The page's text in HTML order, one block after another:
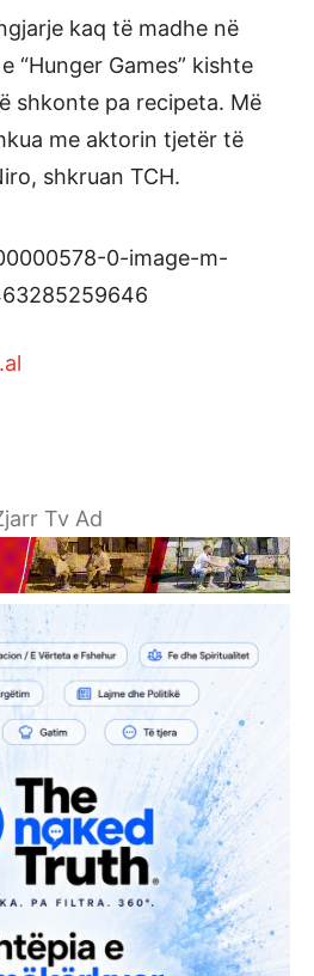
kaq të madhe në
“Hunger Games” kishte
shkonte pa recipeta. Më
me aktorin tjetër të
shkruan TCH.
Tv Ad